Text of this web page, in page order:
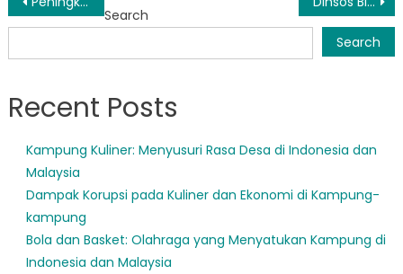
navigation
Search
Search
Recent Posts
Kampung Kuliner: Menyusuri Rasa Desa di Indonesia dan
Malaysia
Dampak Korupsi pada Kuliner dan Ekonomi di Kampung-
kampung
Bola dan Basket: Olahraga yang Menyatukan Kampung di
Indonesia dan Malaysia